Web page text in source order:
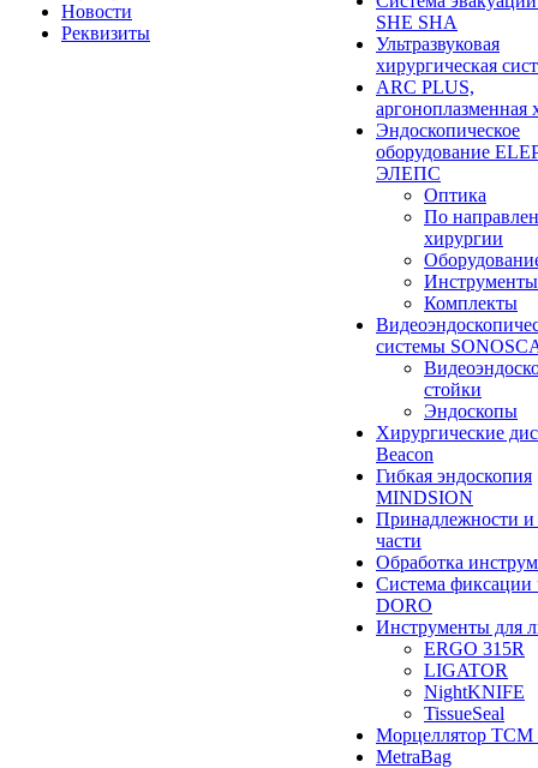
Новости
Реквизиты
SHE SHA
Ультразвуковая
хирургическая
ARC PLUS,
аргоноплазменная
Эндоскопическое
оборудование
ЭЛЕПС
Оптика
По
хирургии
Инструменты
Комплекты
системы
стойки
Эндоскопы
Хирургические
Beacon
Гибкая эндоскопия
MINDSION
Принадлежности и
части
Обработка
Система фиксации
DORO
Инструменты для
ERGO 315R
LIGATOR
NightKNIFE
TissueSeal
Морцеллятор ТСМ
MetraBag